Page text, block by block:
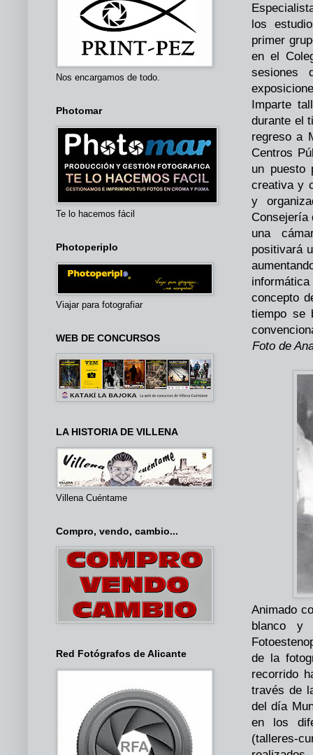
los
primer
en el
sesiones
Imparte
durante el
regreso a
Centros
un puesto
creativa y
y
una
positivará
concepto
tiempo se
Foto de
Animado
blanco y
de la
recorrido
través de
del día
en los
(talleres-
Nos encargamos de todo.
Photomar
Te lo hacemos fácil
Photoperiplo
Viajar para fotografiar
WEB DE CONCURSOS
LA HISTORIA DE VILLENA
Villena Cuéntame
Compro, vendo, cambio...
Red Fotógrafos de Alicante